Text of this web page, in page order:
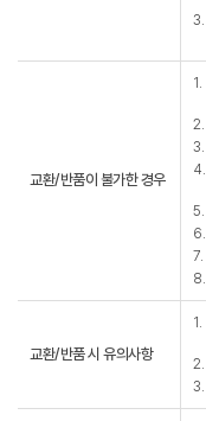
3.
교환/반품이 불가한 경우
1.
2.
3.
4.
5.
6.
7.
8.
교환/반품 시 유의사항
1.
2.
3.